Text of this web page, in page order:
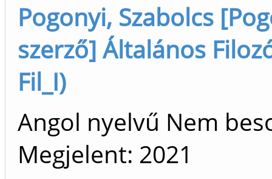
Pogonyi, Szabolcs
szerző] Általános
Fil_I)
Angol nyelvű Nem
Megjelent: 2021